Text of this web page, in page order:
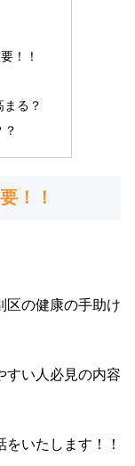
！！
る？
！！
区の健康の手助け
すい人必見の内容
いたします！！